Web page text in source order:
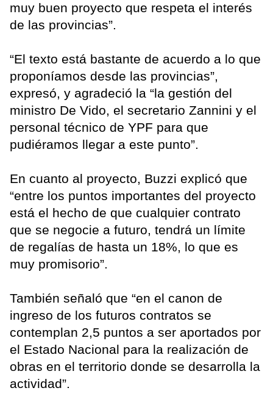
muy buen proyecto que respeta el interés
de las provincias”.
“El texto está bastante de acuerdo a lo que
proponíamos desde las provincias”,
expresó, y agradeció la “la gestión del
ministro De Vido, el secretario Zannini y el
personal técnico de YPF para que
pudiéramos llegar a este punto”.
En cuanto al proyecto, Buzzi explicó que
“entre los puntos importantes del proyecto
está el hecho de que cualquier contrato
que se negocie a futuro, tendrá un límite
de regalías de hasta un 18%, lo que es
muy promisorio”.
También señaló que “en el canon de
ingreso de los futuros contratos se
contemplan 2,5 puntos a ser aportados por
el Estado Nacional para la realización de
obras en el territorio donde se desarrolla la
actividad”.